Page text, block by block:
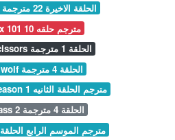
psycho pass الحلقة الاخيرة 22 مترجمة
produce x 101 مترجم حلقه 10
pumpkin scissors الحلقة 1 مترجمة
prince of wolf الحلقة 4 مترجمة
prison break season 1 مترجم الحلقة الثانيه
psycho pass 2 الحلقة 4 مترجمة
produce 101 مترجم الموسم الرابع الحلقة 1